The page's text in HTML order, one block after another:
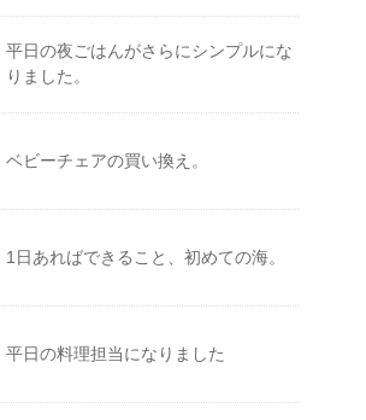
平日の夜ごはんがさらにシンプルにな
りました。
ベビーチェアの買い換え。
1日あればできること、初めての海。
平日の料理担当になりました